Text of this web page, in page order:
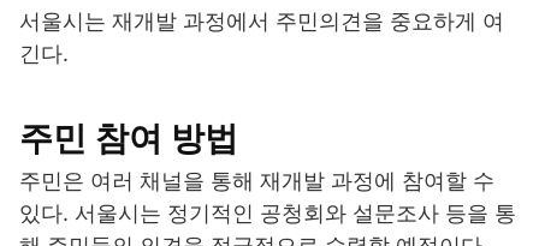
서울시는 재개발 과정에서 주민의견을 중요하게 여
긴다.
주민 참여 방법
주민은 여러 채널을 통해 재개발 과정에 참여할 수
있다. 서울시는 정기적인 공청회와 설문조사 등을 통